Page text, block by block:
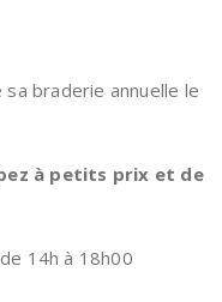
braderie annuelle le
à petits prix et de
14h à 18h00